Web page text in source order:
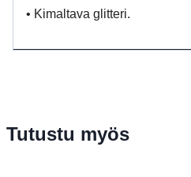
• Kimaltava glitteri.
Tutustu myös